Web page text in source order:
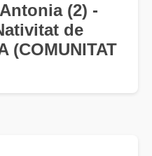
(2) -
de
(COMUNITAT